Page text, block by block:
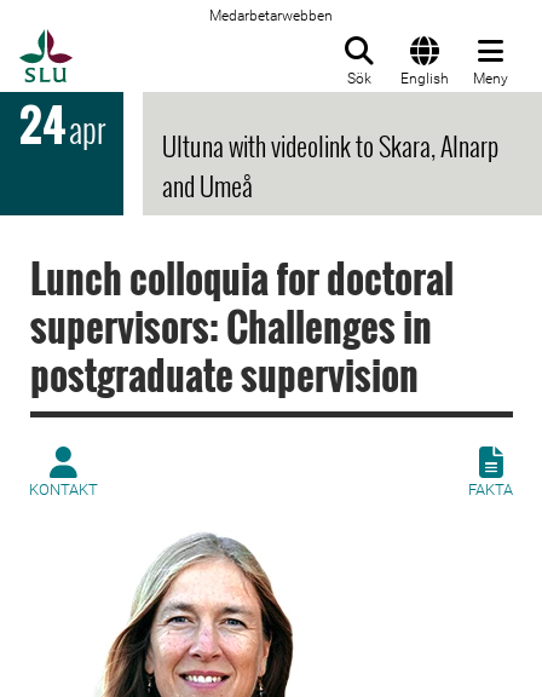
Medarbetarwebben
Sök English Meny
24apr
Ultuna with videolink to Skara, Alnarp
and Umeå
Lunch colloquia for doctoral
supervisors: Challenges in
postgraduate supervision
KONTAKT FAKTA